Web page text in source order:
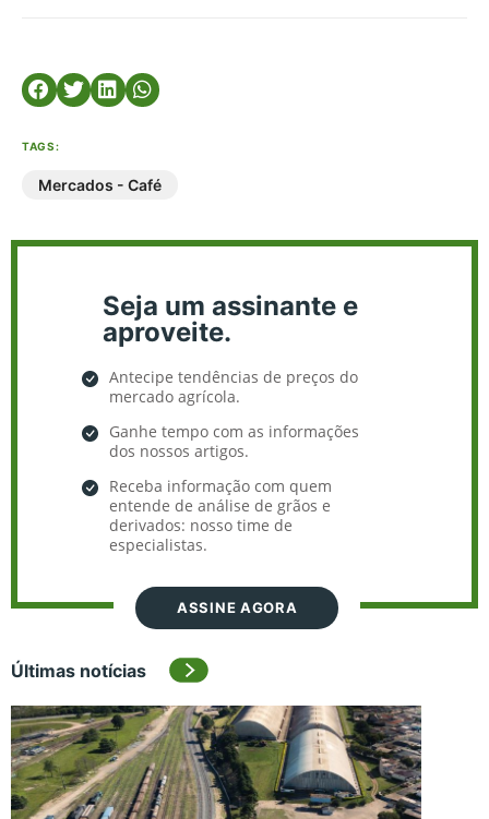
TAGS:
Mercados - Café
Seja um assinante e
aproveite.
Antecipe tendências de preços do
mercado agrícola.
Ganhe tempo com as informações
dos nossos artigos.
Receba informação com quem
entende de análise de grãos e
derivados: nosso time de
especialistas.
ASSINE AGORA
Últimas notícias